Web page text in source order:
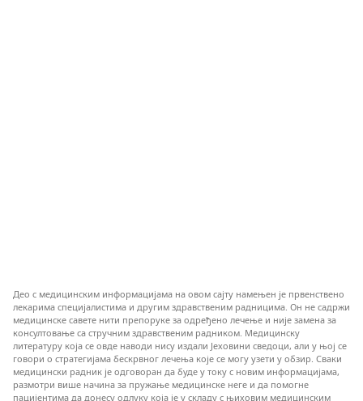
Део с медицинским информацијама на овом сајту намењен је првенствено
лекарима специјалистима и другим здравственим радницима. Он не садржи
медицинске савете нити препоруке за одређено лечење и није замена за
консултовање са стручним здравственим радником. Медицинску
литературу која се овде наводи нису издали Јеховини сведоци, али у њој се
говори о стратегијама бескрвног лечења које се могу узети у обзир. Сваки
медицински радник је одговоран да буде у току с новим информацијама,
размотри више начина за пружање медицинске неге и да помогне
пацијентима да донесу одлуку која је у складу с њиховим медицинским